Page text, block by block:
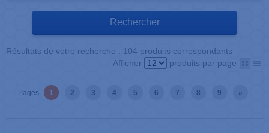
Résultats de votre recherche : 104 produits correspondants
Afficher
produits par page
Pages 1 2 3 4 5 6 7 8 9 »